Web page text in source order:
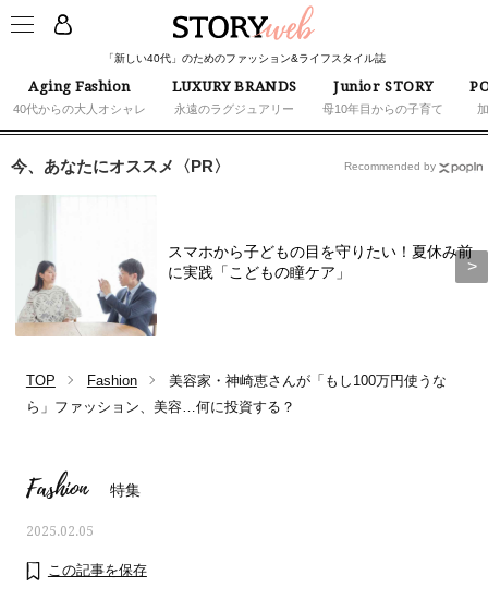
「新しい40代」のためのファッション&ライフスタイル誌
Aging Fashion
40代からの大人オシャレ
LUXURY BRANDS
永遠のラグジュアリー
Junior STORY
母10年目からの子育て
今、あなたにオススメ〈PR〉
スマホから子どもの目を守りたい！夏休み前
に実践「こどもの瞳ケア」
Recommended by
TOP Fashion
美容家・神崎恵さんが「もし100万円使うな
ら」ファッション、美容…何に投資する？
Fashion 特集
2025.02.05
この記事を保存